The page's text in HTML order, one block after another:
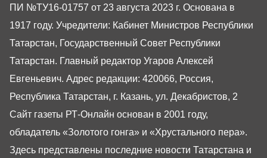
ПИ №ТУ16-01757 от 23 августа 2023 г. Основана в
1917 году. Учредители: Кабинет Министров Республики
Татарстан, Государственный Совет Республики
Татарстан. Главный редактор Угаров Алексей
Евгеньевич. Адрес редакции: 420066, Россия,
Республика Татарстан, г. Казань, ул. Декабристов, 2
Сайт газеты РТ-Онлайн основан в 2001 году,
обладатель «Золотого гонга» и «Хрустального пера».
Здесь представлены последние новости Татарстана и